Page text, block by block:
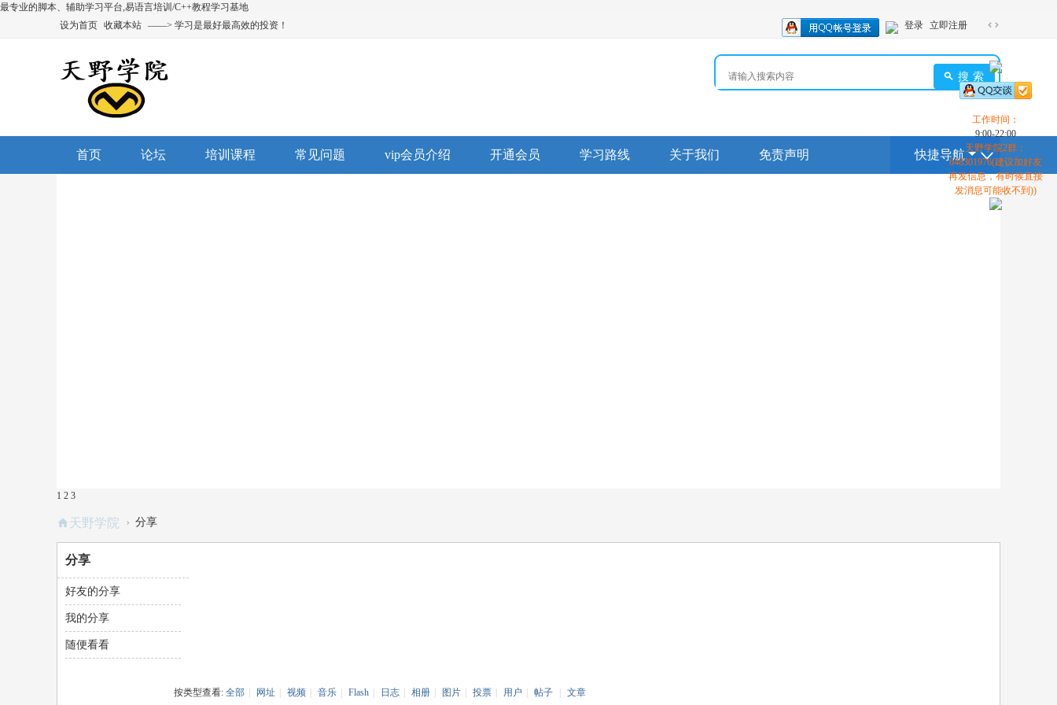
最专业的脚本、辅助学习平台,易语言培训/C++教程学习基地
设为首页 收藏本站 ——> 学习是最好最高效的投资！
换
到
宽
版
登录 立即注册
搜索
首页 论坛 培训课程 常见问题 vip会员介绍 开通会员 学习路线 关于我们 免责声明 快捷导航
1 2 3
天野学院 › 分享
分享
好友的分享
我的分享
随便看看
按类型查看: 全部 网址 视频 音乐 Flash 日志 相册 图片 投票 用户 帖子 文章
工作时间：
9:00-22:00
天野学院2群：
648301976(建议加好友
再发信息，有时候直接
发消息可能收不到))